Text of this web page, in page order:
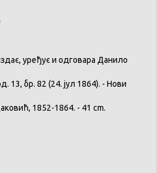
, уређуєи одговара Данило
13, бр. 82 (24. јул 1864). - Нови
, 1852-1864. - 41 cm.